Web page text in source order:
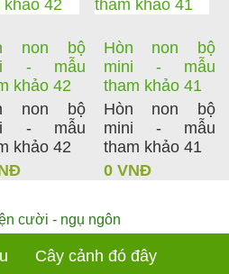
non bộ
- mẫu
khảo 42
non bộ
- mẫu
khảo 42
Hòn non bộ
mini - mẫu
tham khảo 41
Hòn non bộ
mini - mẫu
tham khảo 41
0 VNĐ
cười - ngụ ngôn
Cây cảnh đó đây